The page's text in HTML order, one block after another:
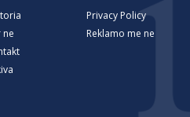
ne
Privacy Policy
Reklamo me ne